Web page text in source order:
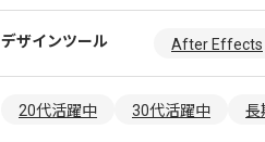
デザインツール After Effects
20代活躍中 30代活躍中 長